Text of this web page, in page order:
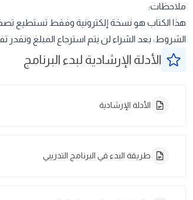
ملاحظات:
هذا الكتاب هو نسخة إلكترونية وفقط تستطيع
الشروط: بعد الشراء لن يتم استرجاع المبلغ ونقدر
الأدلة الإرشادية لبدء البرنامج
الأدلة الإرشادية
طريقة البدء في البرنامج التدريبي